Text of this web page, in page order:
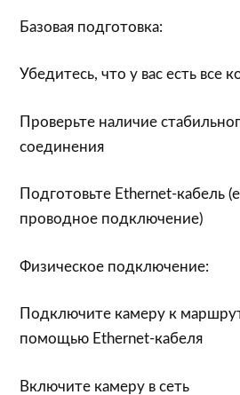
Базовая подготовка:
Убедитесь, что у вас есть все
Проверьте наличие
соединения
Подготовьте Ethernet-кабель
проводное подключение)
Физическое подключение:
Подключите камеру к
помощью Ethernet-кабеля
Включите камеру в сеть